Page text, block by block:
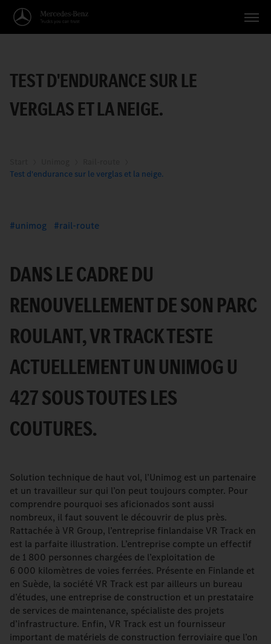
Applications
Thèmes
window.
could
not
be
loaded,
or
because
is
not
TEST D'ENDURANCE SUR LE
VERGLAS ET LA NEIGE.
Test d'endurance sur le verglas et la neige.
unimog rail-route
DANS LE CADRE DU
RENOUVELLEMENT DE SON PARC
ROULANT, VR TRACK TESTE
ACTUELLEMENT UN UNIMOG U
427 SOUS TOUTES LES
COUTURES.
Solution technique de haut vol, l’Unimog est un partenaire
et un travailleur sur qui l’on peut toujours compter. Pour
comprendre pourquoi ses aficionados sont aussi
nombreux, il faut souvent le découvrir de plus près.
Rattachée à VR Group, l’entreprise finlandaise VR Track en
est la parfaite illustration. L’entreprise compte un effectif
de 1 800 personnes chargées de l’exploitation de
6 000 kilomètres de voies ferrées. Présente en Finlande et
en Suède, la société VR Track est par ailleurs un bureau
d’études, une entreprise de construction et un prestataire
de services de maintenance, spécialiste des projets
d’infrastructure. Enfin, VR Track est un fournisseur
important de matériels de construction ferroviaire que l’on